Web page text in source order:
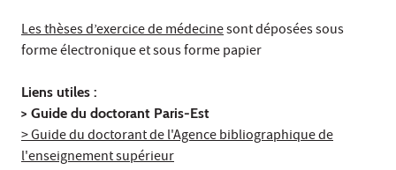
Les thèses d’exercice de médecinesont déposées sous
forme électronique et sous forme papier
Liens utiles :
> Guide du doctorant Paris-Est
> Guide du doctorant de l'Agence bibliographique de
l'enseignement supérieur